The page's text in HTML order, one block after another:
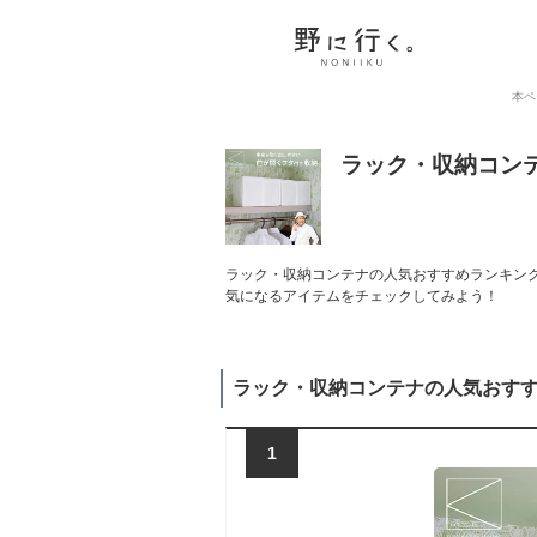
本
ラック・収納コン
ラック・収納コンテナの人気おすすめランキ
気になるアイテムをチェックしてみよう！
ラック・収納コンテナの人気おす
1